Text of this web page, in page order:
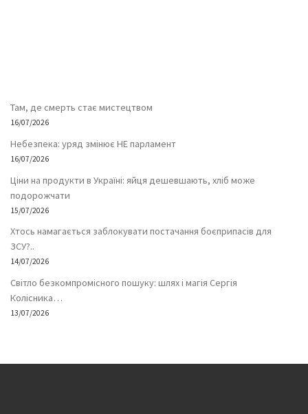
Там, де смерть стає мистецтвом
16/07/2026
Небезпека: уряд змінює НЕ парламент
16/07/2026
Ціни на продукти в Україні: яйця дешевшають, хліб може
подорожчати
15/07/2026
Хтось намагається заблокувати постачання боєприпасів для
ЗСУ?..
14/07/2026
Світло безкомпромісного пошуку: шлях і магія Сергія
Колісника…
13/07/2026